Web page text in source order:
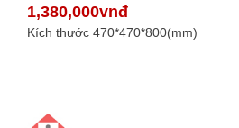
1,380,000vnđ
Kích thước 470*470*800(mm)